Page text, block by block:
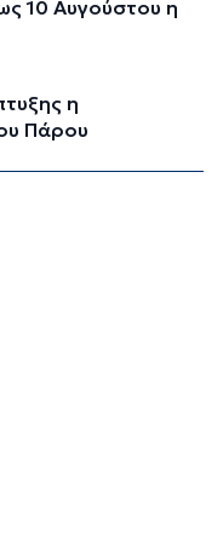
10 Αυγούστου η
η
Πάρου